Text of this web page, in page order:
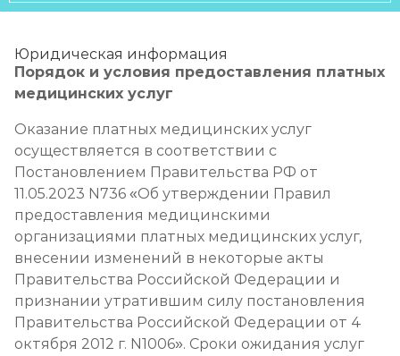
Юридическая информация
Порядок и условия предоставления платных
медицинских услуг
Оказание платных медицинских услуг
осуществляется в соответствии с
Постановлением Правительства РФ от
11.05.2023 N736 «Об утверждении Правил
предоставления медицинскими
организациями платных медицинских услуг,
внесении изменений в некоторые акты
Правительства Российской Федерации и
признании утратившим силу постановления
Правительства Российской Федерации от 4
октября 2012 г. N1006». Сроки ожидания услуг